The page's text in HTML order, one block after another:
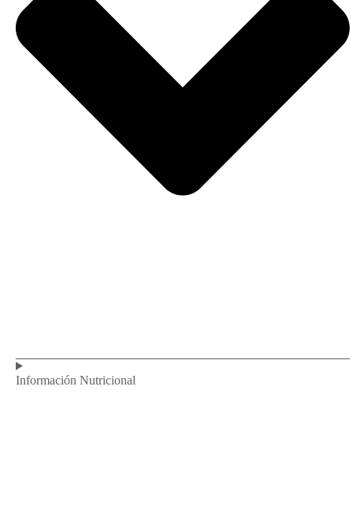
Información Nutricional